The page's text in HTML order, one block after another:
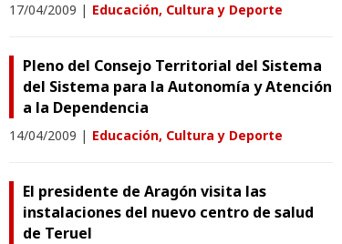
17/04/2009 | Educación, Cultura y Deporte
Pleno del Consejo Territorial del Sistema
del Sistema para la Autonomía y Atención
a la Dependencia
14/04/2009 | Educación, Cultura y Deporte
El presidente de Aragón visita las
instalaciones del nuevo centro de salud
de Teruel